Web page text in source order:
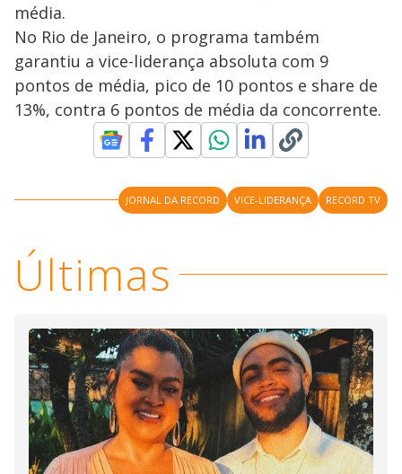
média.
No Rio de Janeiro, o programa também
garantiu a vice-liderança absoluta com 9
pontos de média, pico de 10 pontos e share de
13%, contra 6 pontos de média da concorrente.
JORNAL DA RECORD VICE-LIDERANÇA RECORD TV
Últimas